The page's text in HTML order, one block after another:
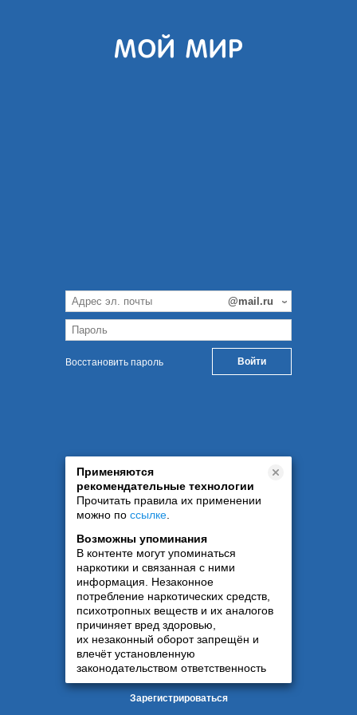
Восстановить пароль
Применяются
рекомендательные технологии
Прочитать правила их применении
можно по ссылке
Возможны упоминания
В контенте могут упоминаться
наркотики и связанная с ними
информация. Незаконное
потребление наркотических средств,
психотропных веществ и их аналогов
причиняет вред здоровью,
их незаконный оборот запрещён и
влечёт установленную
законодательством ответственность
Зарегистрироваться